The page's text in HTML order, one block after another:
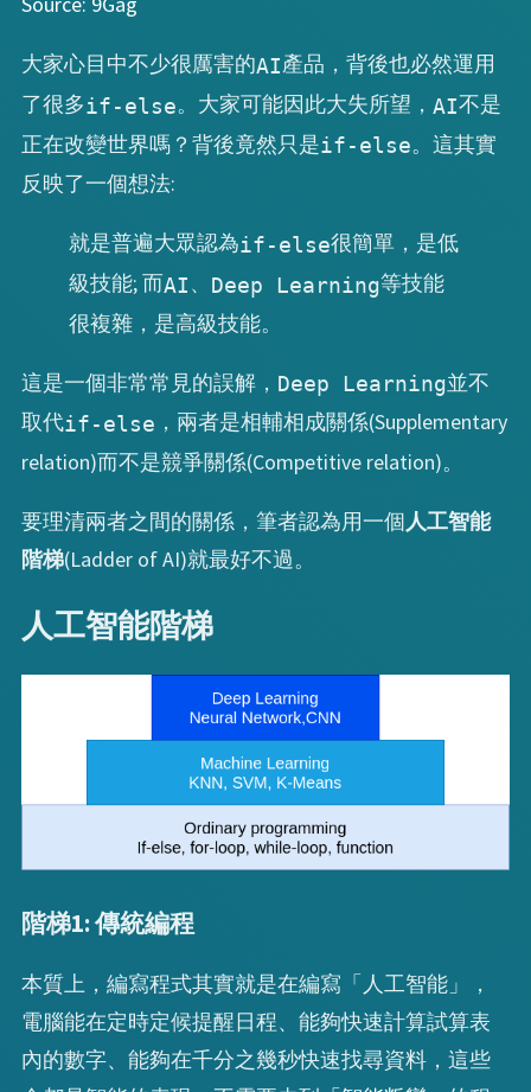
大家心目中不少很厲害的AI產品，背後也必然運用
了很多if-else。大家可能因此大失所望， AI不是
正在改變世界嗎？背後竟然只是if-else。這其實
反映了一個想法:
就是普遍大眾認為if-else很簡單，是低
級技能; 而AI、 Deep Learning等技能
很複雜，是高級技能。
這是一個非常常見的誤解， Deep Learning並不
取代if-else ，兩者是相輔相成關係(Supplementary
relation)而不是競爭關係(Competitive relation)。
要理清兩者之間的關係，筆者認為用一個人工智能
階梯(Ladder of AI)就最好不過。
人工智能階梯
階梯1: 傳統編程
本質上，編寫程式其實就是在編寫「人工智能」，
電腦能在定時定候提醒日程、能夠快速計算試算表
內的數字、能夠在千分之幾秒快速找尋資料，這些